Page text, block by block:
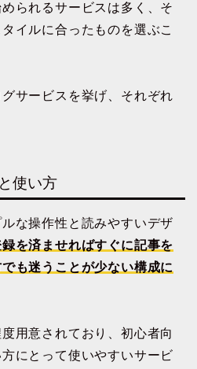
られるサービスは多く、そ
イルに合ったものを選ぶこ
サービスを挙げ、それぞれ
使い方
な操作性と読みやすいデザ
を済ませればすぐに記事を
も迷うことが少ない構成に
用意されており、初心者向
にとって使いやすいサービ